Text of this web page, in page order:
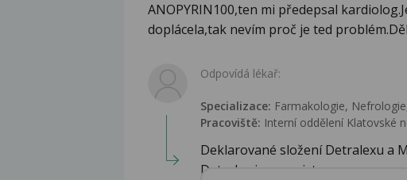
ANOPYRIN100,ten mi předepsal
doplácela,tak nevím proč je ted
Odpovídá lékař:
Specializace: Farmakologie‎,
Pracoviště: Interní oddělení Klatovské
Deklarované složení Detralexu a
Detralex je zaregistr...